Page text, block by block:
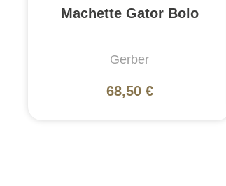
Machette Gator Bolo
Gerber
68,50 €